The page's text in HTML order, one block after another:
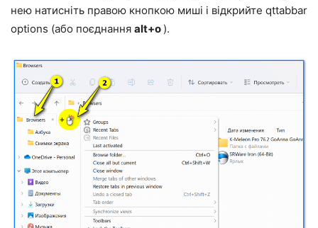
нею натисніть правою кнопкою миші і відкрийте qttabbar
options (або поєднання alt+o ).